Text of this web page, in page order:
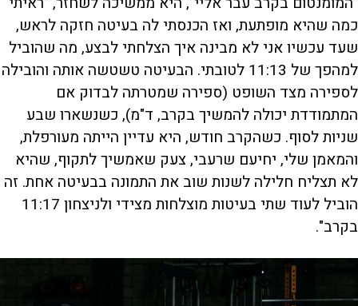
כמה שהיא מופתעת, ואז הכנסתי לה בעיטה חזקה לראש,
שעד עכשיו אני לא מבינה איך הצלחתי לבצע, מה שהוביל
למהפך של 11:13 לטובתי. הבעיטה טשטשה אותה והובילה
לספירה מצד השופט (ספירה שמטרתה לבדוק אם
המתמודדת יכולה להמשיך בקרב, ד"מ), כשנשארו שבע
שניות לסוף. כשהקרב חודש, היא עדיין הייתה מעורפלת,
והמאמן שלי, יחיעם שרעבי, צעק שאמשיך לתקוף, שהיא
לא תצליח חלילה לשנות שוב את התמונה בבעיטה אחת. זה
הוביל לעוד שתי בעיטות מוצלחות מצידי ולניצחון 11:17
בקרב".